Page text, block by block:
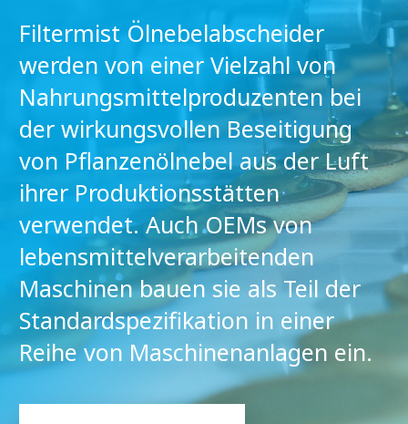
Filtermist Ölnebelabscheider
werden von einer Vielzahl von
Nahrungsmittelproduzenten bei
der wirkungsvollen Beseitigung
von Pflanzenölnebel aus der Luft
ihrer Produktionsstätten
verwendet. Auch OEMs von
lebensmittelverarbeitenden
Maschinen bauen sie als Teil der
Standardspezifikation in einer
Reihe von Maschinenanlagen ein.